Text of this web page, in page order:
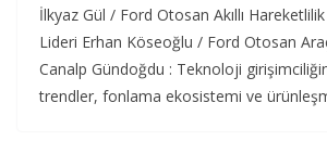
İlkyaz Gül / Ford Otosan Akıllı
Lideri Erhan Köseoğlu / Ford Otosan
Canalp Gündoğdu : Teknoloji
trendler, fonlama ekosistemi ve